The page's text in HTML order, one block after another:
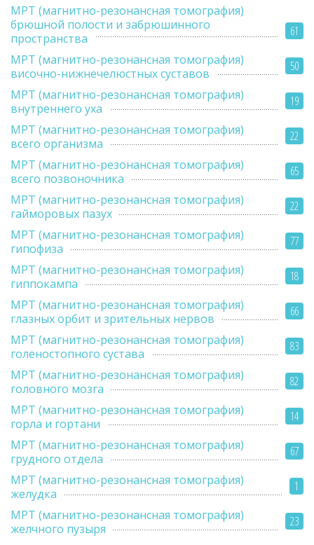
61
МРТ (магнитно-резонансная томография)
брюшной полости и забрюшинного
пространства
50
МРТ (магнитно-резонансная томография)
височно-нижнечелюстных суставов
19
МРТ (магнитно-резонансная томография)
внутреннего уха
22
МРТ (магнитно-резонансная томография)
всего организма
65
МРТ (магнитно-резонансная томография)
всего позвоночника
22
МРТ (магнитно-резонансная томография)
гайморовых пазух
77
МРТ (магнитно-резонансная томография)
гипофиза
18
МРТ (магнитно-резонансная томография)
гиппокампа
66
МРТ (магнитно-резонансная томография)
глазных орбит и зрительных нервов
83
МРТ (магнитно-резонансная томография)
голеностопного сустава
82
МРТ (магнитно-резонансная томография)
головного мозга
14
МРТ (магнитно-резонансная томография)
горла и гортани
67
МРТ (магнитно-резонансная томография)
грудного отдела
1
МРТ (магнитно-резонансная томография)
желудка
23
МРТ (магнитно-резонансная томография)
желчного пузыря